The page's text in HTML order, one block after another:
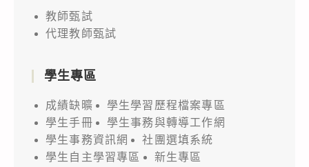
教師甄試
代理教師甄試
學生專區
成績缺曠
學生學習歷程檔案專區
學生手冊
學生事務與轉導工作網
學生事務資訊網
社團選填系統
學生自主學習專區
新生專區